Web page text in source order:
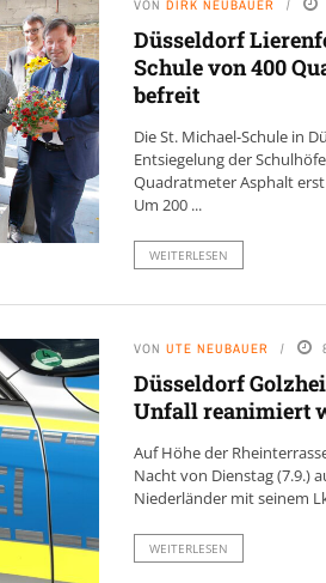
VON DIRK NEUBAUER
Düsseldorf
Schule von 400
befreit
Die St. Michael-Schule in
Entsiegelung der
Quadratmeter Asphalt
Um 200 ...
WEITERLESEN
VON UTE NEUBAUER
Düsseldorf
Unfall reanimiert
Auf Höhe der
Nacht von Dienstag (7.9.)
Niederländer mit seinem
WEITERLESEN
mit